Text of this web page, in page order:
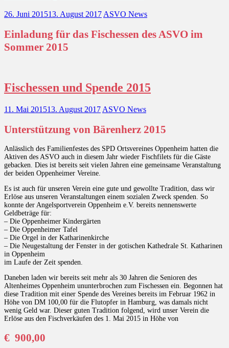
26. Juni 201513. August 2017ASVO News
Einladung für das Fischessen des ASVO im
Sommer 2015
Fischessen und Spende 2015
11. Mai 201513. August 2017 ASVO News
Unterstützung von Bärenherz 2015
Anlässlich des Familienfestes des SPD Ortsvereines Oppenheim hatten die
Aktiven des ASVO auch in diesem Jahr wieder Fischfilets für die Gäste
gebacken. Dies ist bereits seit vielen Jahren eine gemeinsame Veranstaltung
der beiden Oppenheimer Vereine.
Es ist auch für unseren Verein eine gute und gewollte Tradition, dass wir
Erlöse aus unseren Veranstaltungen einem sozialen Zweck spenden. So
konnte der Angelsportverein Oppenheim e.V. bereits nennenswerte
Geldbeträge für:
– Die Oppenheimer Kindergärten
– Die Oppenheimer Tafel
– Die Orgel in der Katharinenkirche
– Die Neugestaltung der Fenster in der gotischen Kathedrale St. Katharinen
in Oppenheim
im Laufe der Zeit spenden.
Daneben laden wir bereits seit mehr als 30 Jahren die Senioren des
Altenheimes Oppenheim ununterbrochen zum Fischessen ein. Begonnen hat
diese Tradition mit einer Spende des Vereines bereits im Februar 1962 in
Höhe von DM 100,00 für die Flutopfer in Hamburg, was damals nicht
wenig Geld war. Dieser guten Tradition folgend, wird unser Verein die
Erlöse aus den Fischverkäufen des 1. Mai 2015 in Höhe von
€ 900,00